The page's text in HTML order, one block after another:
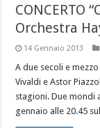
CONCERTO
Orchestra
14 Gennaio 2013
A due secoli e
Vivaldi e Astor
stagioni. Due mondi
gennaio alle 20.45